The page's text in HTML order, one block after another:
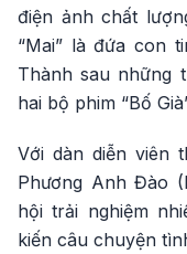
điện ảnh chất
“Mai” là đứa con
Thành sau những
hai bộ phim “Bố
Với dàn diễn viên
Phương Anh Đào
hội trải nghiệm
kiến câu chuyện